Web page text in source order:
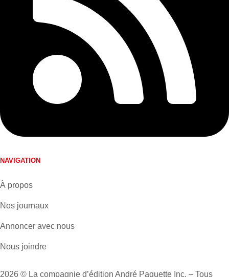
NAVIGATION
À propos
Nos journaux
Annoncer avec nous
Nous joindre
2026 © La compagnie d’édition André Paquette Inc. – Tous